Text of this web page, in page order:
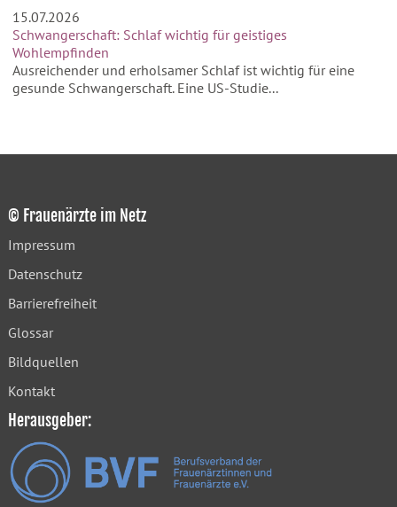
15.07.2026
Schwangerschaft: Schlaf wichtig für geistiges
Wohlempfinden
Ausreichender und erholsamer Schlaf ist wichtig für eine
gesunde Schwangerschaft. Eine US-Studie...
© Frauenärzte im Netz
Impressum
Datenschutz
Barrierefreiheit
Glossar
Bildquellen
Kontakt
Herausgeber: